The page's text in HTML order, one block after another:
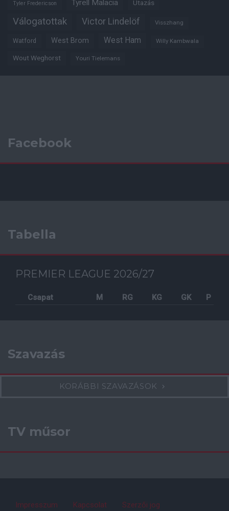
Tyler Fredericson Tyrell Malacia Utazás
Válogatottak Victor Lindelöf Visszhang
Watford West Brom West Ham Willy Kambwala
Wout Weghorst Youri Tielemans